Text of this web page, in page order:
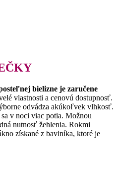
bielizne je zaručene
vlastnosti a cenovú dostupnosť.
odvádza akúkoľvek vlhkosť.
v noci viac potia. Možnou
nutnosť žehlenia. Rokmi
získané z bavlníka, ktoré je